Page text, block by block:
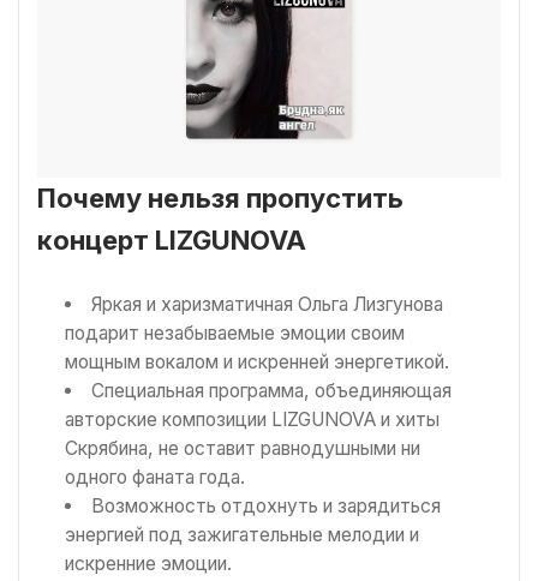
Почему нельзя пропустить
концерт LIZGUNOVA
Яркая и харизматичная Ольга Лизгунова
подарит незабываемые эмоции своим
мощным вокалом и искренней энергетикой.
Специальная программа, объединяющая
авторские композиции LIZGUNOVA и хиты
Скрябина, не оставит равнодушными ни
одного фаната года.
Возможность отдохнуть и зарядиться
энергией под зажигательные мелодии и
искренние эмоции.